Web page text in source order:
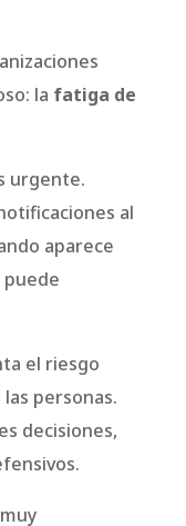
la fatiga de
urgente.
al
aparece
el riesgo
personas.
decisiones,